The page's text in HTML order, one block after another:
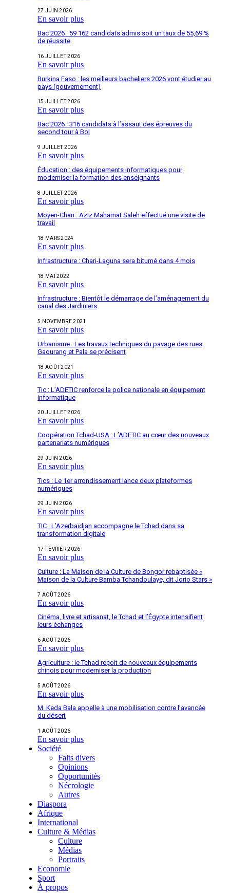
27 JUIN 2026
En savoir plus
Bac 2026 : 59 162 candidats admis soit un taux de 55,69 %
de réussite
16 JUILLET 2026
En savoir plus
Burkina Faso : les meilleurs bacheliers 2026 vont étudier au
pays (gouvernement)
15 JUILLET 2026
En savoir plus
Bac 2026 : 316 candidats à l’assaut des épreuves du
second tour à Bol
9 JUILLET 2026
En savoir plus
Éducation : des équipements informatiques pour
moderniser la formation des enseignants
8 JUILLET 2026
En savoir plus
Moyen-Chari : Aziz Mahamat Saleh effectué une visite de
travail
18 MARS 2024
En savoir plus
Infrastructure : Chari-Laguna sera bitumé dans 4 mois
18 MAI 2022
En savoir plus
Infrastructure : Bientôt le démarrage de l’aménagement du
canal des Jardiniers
5 NOVEMBRE 2021
En savoir plus
Urbanisme : Les travaux techniques du pavage des rues
Gaourang et Pala se précisent
18 AOÛT 2021
En savoir plus
Tic : L’ADETIC renforce la police nationale en équipement
informatique
20 JUILLET 2026
En savoir plus
Coopération Tchad-USA : L’ADETIC au cœur des nouveaux
partenariats numériques
29 JUIN 2026
En savoir plus
Tics : Le 1er arrondissement lance deux plateformes
numériques
29 JUIN 2026
En savoir plus
TIC : L’Azerbaïdjan accompagne le Tchad dans sa
transformation digitale
17 FÉVRIER 2026
En savoir plus
Culture : La Maison de la Culture de Bongor rebaptisée «
Maison de la Culture Bamba Tchandoulaye, dit Jorio Stars »
7 AOÛT 2026
En savoir plus
Cinéma, livre et artisanat, le Tchad et l’Égypte intensifient
leurs échanges
6 AOÛT 2026
En savoir plus
Agriculture : le Tchad reçoit de nouveaux équipements
chinois pour moderniser la production
5 AOÛT 2026
En savoir plus
M. Keda Bala appelle à une mobilisation contre l’avancée
du désert
1 AOÛT 2026
En savoir plus
Société
Faits divers
Opinions
Opportunités
Nécrologie
Autres
Diaspora
Afrique
International
Culture & Médias
Culture
Médias
Portraits
Economie
Sport
À propos